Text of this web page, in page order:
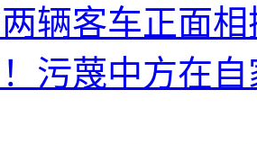
辆客车正面
污蔑中方在